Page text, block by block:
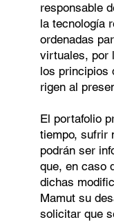
responsable
la tecnología
ordenadas
virtuales, por
los principios
rigen al
El portafolio
tiempo, sufrir
podrán ser
que, en caso
dichas
Mamut su
solicitar que